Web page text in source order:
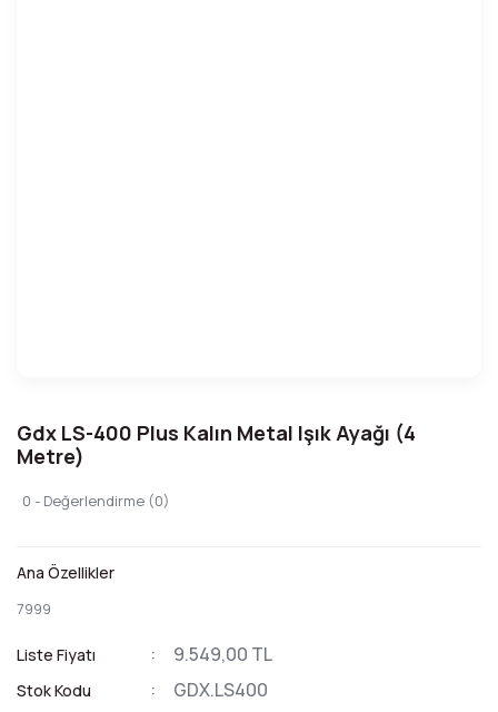
Gdx LS-400 Plus Kalın Metal Işık Ayağı (4
Metre)
0 - Değerlendirme (0)
Ana Özellikler
7999
Liste Fiyatı 9.549,00 TL
Stok Kodu GDX.LS400